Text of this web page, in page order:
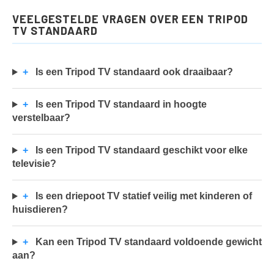
VEELGESTELDE VRAGEN OVER EEN TRIPOD
TV STANDAARD
+ Is een Tripod TV standaard ook draaibaar?
+
Is een Tripod TV standaard in hoogte
verstelbaar?
+
Is een Tripod TV standaard geschikt voor elke
televisie?
+
Is een driepoot TV statief veilig met kinderen of
huisdieren?
+
Kan een Tripod TV standaard voldoende gewicht
aan?